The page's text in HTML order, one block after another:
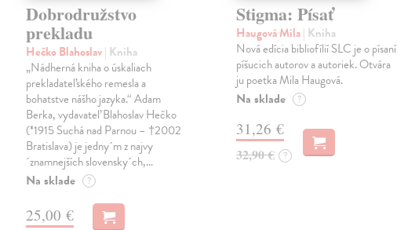
Dobrodružstvo
prekladu
Hečko Blahoslav| Kniha
„Nádherná kniha o úskaliach
prekladateľského remesla a
bohatstve nášho jazyka.“ Adam
Berka, vydavateľ Blahoslav Hečko
(*1915 Suchá nad Parnou – †2002
Bratislava) je jedny´m z najvy
´znamnejších slovensky´ch,…
Na sklade ?
25,00 €
Stigma: Písať
Haugová Mila| Kniha
Nová edícia bibliofílií SLC je o písaní
píšucich autorov a autoriek. Otvára
ju poetka Mila Haugová.
Na sklade ?
31,26 €
32,90 € ?